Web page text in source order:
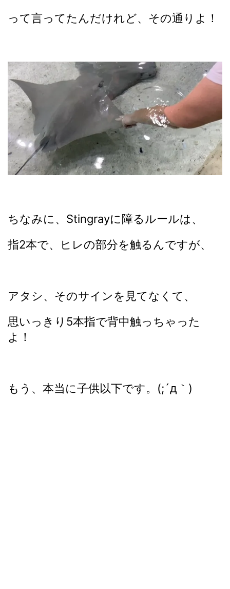
って言ってたんだけれど、その通りよ！
ちなみに、Stingrayに障るルールは、
指2本で、ヒレの部分を触るんですが、
アタシ、そのサインを見てなくて、
思いっきり5本指で背中触っちゃった
よ！
もう、本当に子供以下です。(;´д｀)